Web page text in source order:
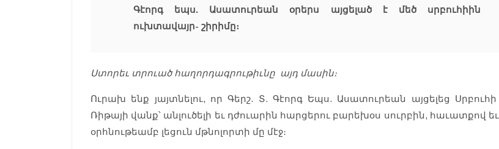
Գէորգ եպս. Ասատուրեան օրերս այցելած է մեծ սրբուհիին
ուխտավայր- շիրիմը։
Ստորեւ տրուած հաղորդագրութիւնը այդ մասին։
Ուրախ ենք յայտնելու, որ Գերշ. Տ. Գէորգ Եպս. Ասատուրեան այցելեց Սրբուհի
Ռիթայի վանք՝ անլուծելի եւ դժուարին հարցերու բարեխօս սուրբին, հաւատքով եւ
օրհնութեամբ լեցուն մթնոլորտի մը մէջ։